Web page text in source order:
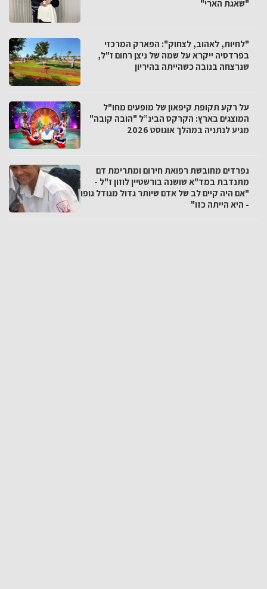
"שאגת הארי"
"לחיות, לאהוב, לצחוק": הפארק המרכזי
בפרדסיה ייקרא על שמה של ניצן רחום ז"ל,
שנרצחה בנובה כשהייתה בהיריון
על רקע תקופת קיפאון של מופעים מחו"ל
המוצגים בארץ: הקרקס הבינ”ל "הובה קובה"
מגיע לנתניה במהלך אוגוסט 2026
נפרדים מחובשת רפואת חירום ומתרימת דם
מתנדבת במד"א שושנה בורשטיין לוזון ז"ל -
"אם היה קיים לב של אדם שיותר גדול מגודל גופו
- היא הייתה כזו"